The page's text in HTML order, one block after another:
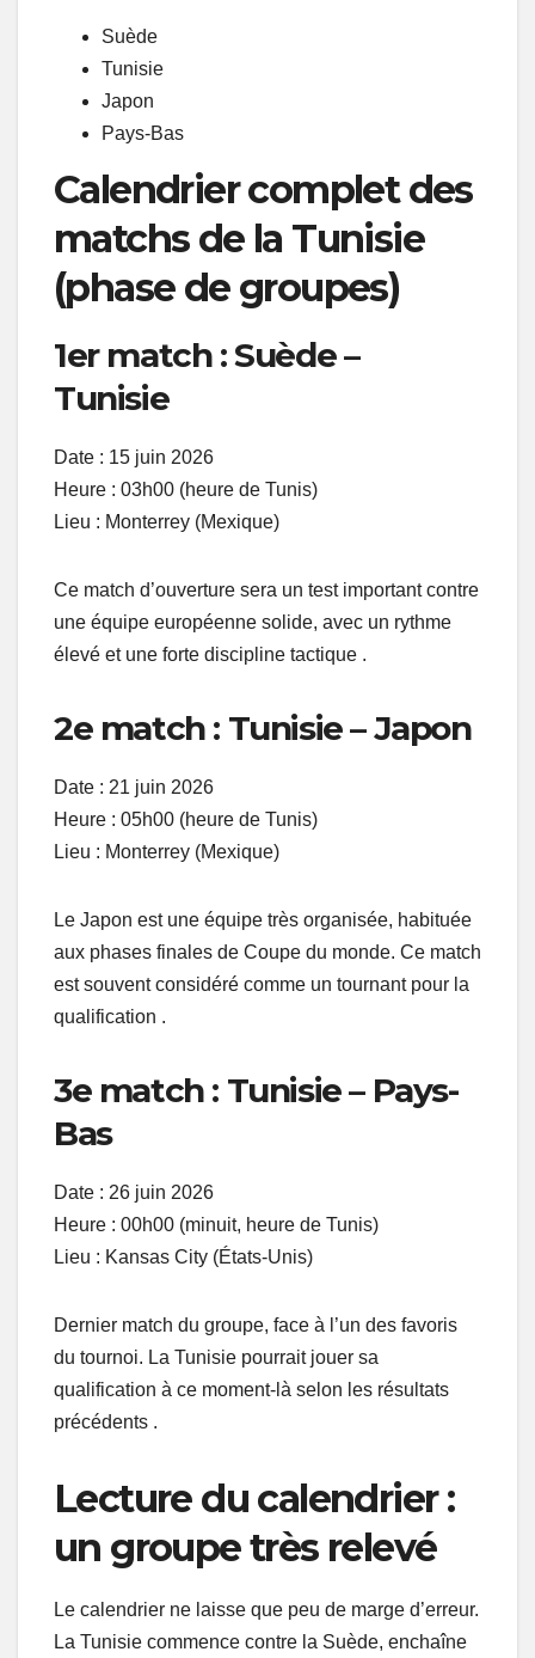
Suède
Tunisie
Japon
Pays-Bas
Calendrier complet des
matchs de la Tunisie
(phase de groupes)
1er match : Suède –
Tunisie
Date : 15 juin 2026
Heure : 03h00 (heure de Tunis)
Lieu : Monterrey (Mexique)
Ce match d’ouverture sera un test important contre
une équipe européenne solide, avec un rythme
élevé et une forte discipline tactique .
2e match : Tunisie – Japon
Date : 21 juin 2026
Heure : 05h00 (heure de Tunis)
Lieu : Monterrey (Mexique)
Le Japon est une équipe très organisée, habituée
aux phases finales de Coupe du monde. Ce match
est souvent considéré comme un tournant pour la
qualification .
3e match : Tunisie – Pays-
Bas
Date : 26 juin 2026
Heure : 00h00 (minuit, heure de Tunis)
Lieu : Kansas City (États-Unis)
Dernier match du groupe, face à l’un des favoris
du tournoi. La Tunisie pourrait jouer sa
qualification à ce moment-là selon les résultats
précédents .
Lecture du calendrier :
un groupe très relevé
Le calendrier ne laisse que peu de marge d’erreur.
La Tunisie commence contre la Suède, enchaîne